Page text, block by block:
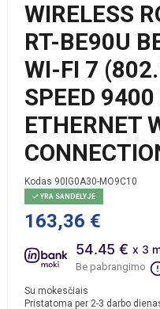
WIRELESS
RT-BE90U
WI-FI 7
SPEED
ETHERNET
Kodas 90IG0A30-MO9C10
YRA SANDĖLYJE
163,36 €
54.45 € x 3
Be pabrangimo
Su mokesčiais
Pristatoma per 2-3 darbo